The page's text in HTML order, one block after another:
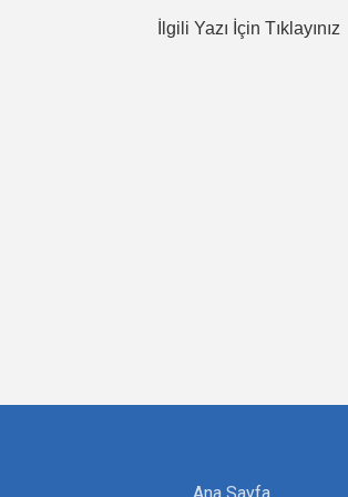
İlgili Yazı İçin Tıklayınız